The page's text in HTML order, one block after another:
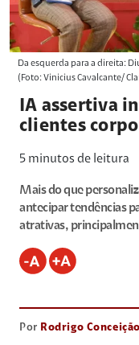
Da esquerda para a direita:
(Foto: Vinicius Cavalcante/
IA assertiva
clientes
5 minutos de leitura
Mais do que
antecipar tendências
atrativas,
Por Rodrigo